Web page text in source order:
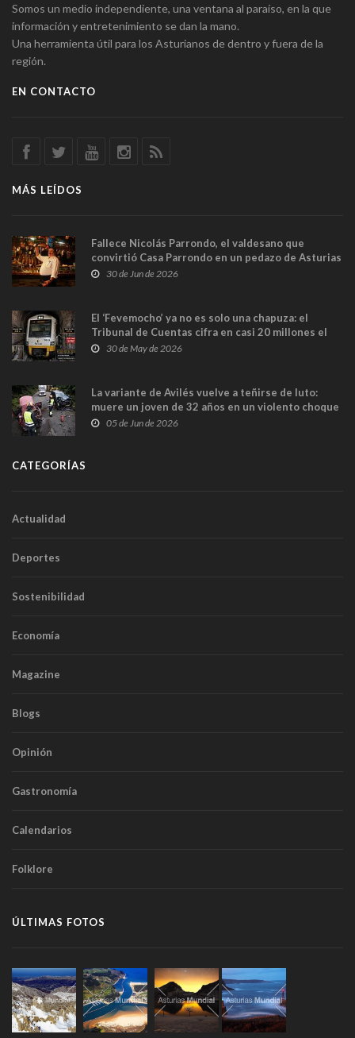
Somos un medio independiente, una ventana al paraíso, en la que
información y entretenimiento se dan la mano.
Una herramienta útil para los Asturianos de dentro y fuera de la
región.
EN CONTACTO
MÁS LEÍDOS
Fallece Nicolás Parrondo, el valdesano que
convirtió Casa Parrondo en un pedazo de Asturias
en Madrid
30 de Jun de 2026
El ‘Fevemocho’ ya no es solo una chapuza: el
Tribunal de Cuentas cifra en casi 20 millones el
sobrecoste de los trenes que no cabían por los
30 de May de 2026
La variante de Avilés vuelve a teñirse de luto:
muere un joven de 32 años en un violento choque
frontal
05 de Jun de 2026
CATEGORÍAS
Actualidad
Deportes
Sostenibilidad
Economía
Magazine
Blogs
Opinión
Gastronomía
Calendarios
Folklore
ÚLTIMAS FOTOS